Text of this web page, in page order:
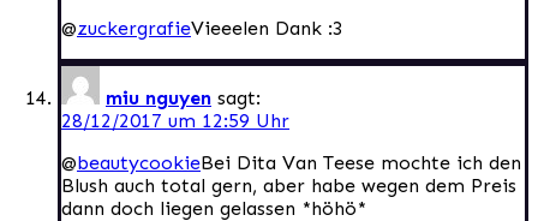
@zuckergrafieVieeelen Dank :3
miu nguyen sagt:
28/12/2017 um 12:59 Uhr
@beautycookieBei Dita Van Teese mochte ich den
Blush auch total gern, aber habe wegen dem Preis
dann doch liegen gelassen *höhö*